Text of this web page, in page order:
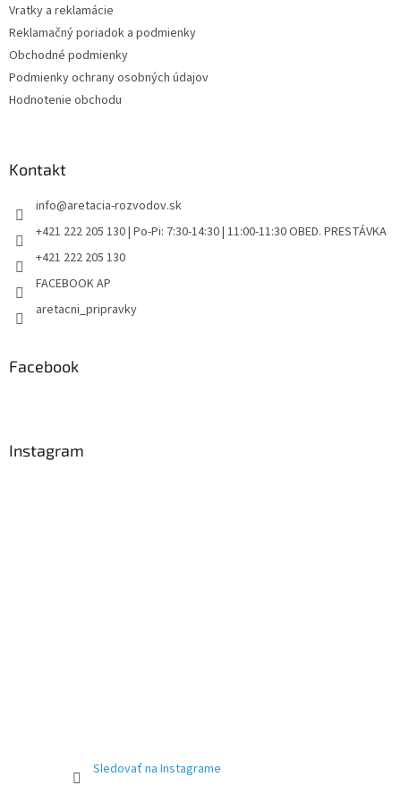
Vratky a reklamácie
Reklamačný poriadok a podmienky
Obchodné podmienky
Podmienky ochrany osobných údajov
Hodnotenie obchodu
Kontakt
info@aretacia-rozvodov.sk
+421 222 205 130 | Po-Pi: 7:30-14:30 | 11:00-11:30 OBED. PRESTÁVKA
+421 222 205 130
FACEBOOK AP
aretacni_pripravky
Facebook
Instagram
Sledovať na Instagrame